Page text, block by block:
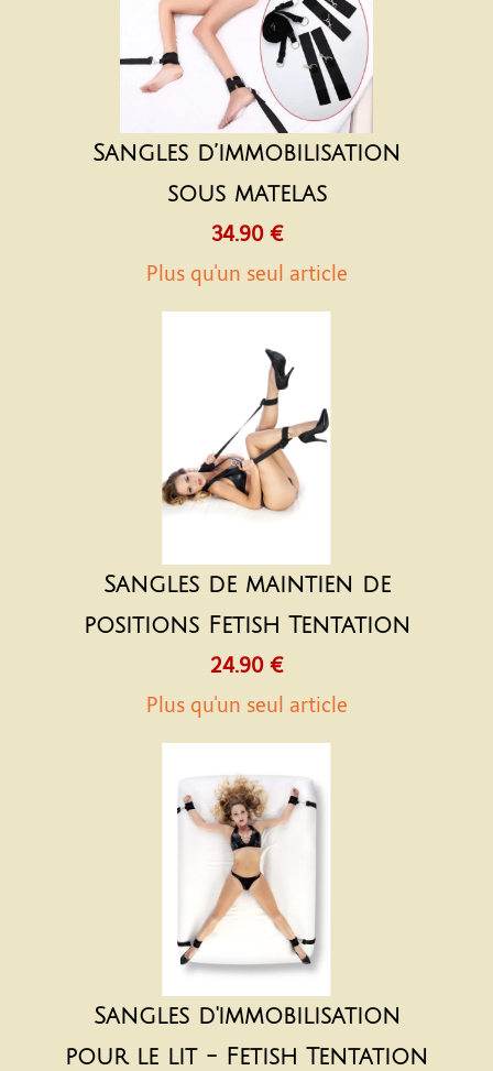
Sangles d’immobilisation
sous matelas
34.90 €
Plus qu'un seul article
Sangles de maintien de
positions Fetish Tentation
24.90 €
Plus qu'un seul article
Sangles d'immobilisation
pour le lit - Fetish Tentation